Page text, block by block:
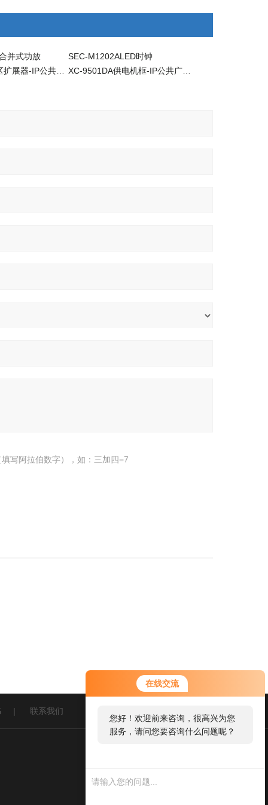
在线交流
您好！欢迎前来咨询，很高兴为您
服务，请问您要咨询什么问题呢？
并式功放
SEC-M1202ALED时钟
写阿拉伯数字），如：三加四=7
| 联系我们